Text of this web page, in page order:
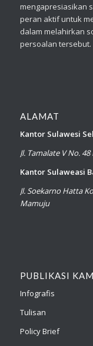
mengapresiasikan
peran aktif untuk
dalam melahirkan
persoalan tersebut.
ALAMAT
Kantor Sulawesi
Jl. Tamalate V No.
Kantor Sulaweasi
Jl. Soekarno Hatta
Mamuju
PUBLIKASI
Infografis
Tulisan
Policy Brief